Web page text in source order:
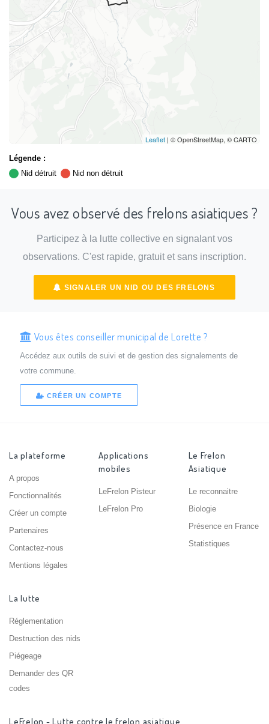
Leaflet | © OpenStreetMap, © CARTO
Légende :
Nid détruit
Nid non détruit
Vous avez observé des frelons asiatiques ?
Participez à la lutte collective en signalant vos
observations. C'est rapide, gratuit et sans inscription.
SIGNALER UN NID OU DES FRELONS
Vous êtes conseiller municipal de Lorette ?
Accédez aux outils de suivi et de gestion des signalements de
votre commune.
CRÉER UN COMPTE
La plateforme
A propos
Fonctionnalités
Créer un compte
Partenaires
Contactez-nous
Mentions légales
Applications
mobiles
LeFrelon Pisteur
LeFrelon Pro
Le Frelon
Asiatique
Le reconnaitre
Biologie
Présence en France
Statistiques
La lutte
Réglementation
Destruction des nids
Piégeage
Demander des QR
codes
LeFrelon - Lutte contre le frelon asiatique